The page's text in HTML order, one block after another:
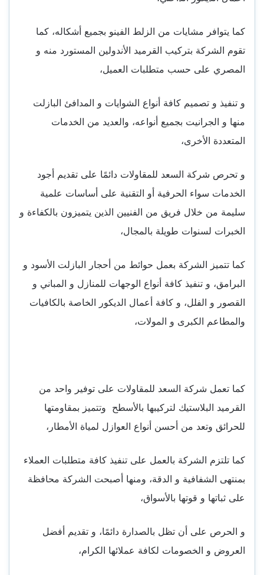
كما يتوافر مشايات من الزلط الفينو بجميع أشكاله، كما
تقوم الشركة بتركيب القرميد الأندولين المستورد منه و
المصري على حسب متطلبات العميل،
و تنفيذ و تصميم كافة أنواع الشوايات و المدافئ البازلت
منها و الجرانيت بجميع أنواعه، والعديد من الخدمات
المتعددة الأخرى،
و تحرص شركة السعد للمقاولات دائمًا على تقديم أجود
الخدمات سواء الحرفية أو التقنية على أساسات علمية
سليمة من خلال فريق من الفنيين الذين يتميزون بالكفاءة و
الخبرات لسنوات طويلة بالمجال،
كما تتميز الشركة بعمل حوائط من أحجار البازلت الأسود و
البرامق، و تنفيذ كافة أنواع الوجهات للمنازل و المباني و
القصور و الفلل، و كافة أعمال الديكور الخاصة بالكافيات
والمطاعم الكبرى و المولات،
كما تعمل شركة السعد للمقاولات على توفير واحد من
القرميد البلاستيك لتركيبها بالأسطح وتتميز بمقاومتها
للحرائق وتعد من أحسن أنواع العوازل لمياة الأمطار،
كما تلتزم الشركة بالعمل على تنفيذ كافة متطلبات العملاء
بمنتهى الشفافية و الدقة، ومنها أصبحت الشركة محافظة
على ثباتها و قوتها بالأسواق،
و الحرص على أن تظل بالصدارة دائمًا، و تقديم أفضل
العروض و الخصومات لكافة عملائها الكرام،